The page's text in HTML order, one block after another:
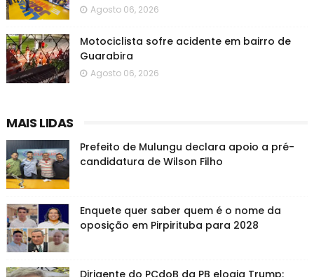
Agosto 06, 2026
Motociclista sofre acidente em bairro de
Guarabira
Agosto 06, 2026
MAIS LIDAS
Prefeito de Mulungu declara apoio a pré-
candidatura de Wilson Filho
Enquete quer saber quem é o nome da
oposição em Pirpirituba para 2028
Dirigente do PCdoB da PB elogia Trump: